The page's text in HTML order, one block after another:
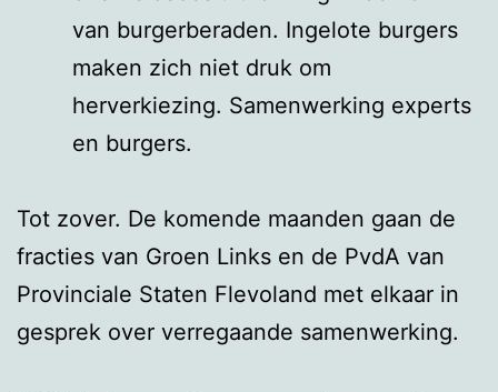
van burgerberaden. Ingelote burgers
maken zich niet druk om
herverkiezing. Samenwerking experts
en burgers.
Tot zover. De komende maanden gaan de
fracties van Groen Links en de PvdA van
Provinciale Staten Flevoland met elkaar in
gesprek over verregaande samenwerking.